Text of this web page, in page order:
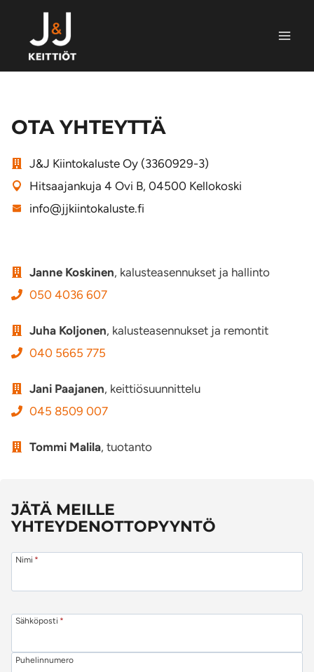
OTA YHTEYTTÄ
J&J Kiintokaluste Oy (3360929-3)
Hitsaajankuja 4 Ovi B, 04500 Kellokoski
info@jjkiintokaluste.fi
Janne Koskinen, kalusteasennukset ja hallinto
050 4036 607
Juha Koljonen, kalusteasennukset ja remontit
040 5665 775
Jani Paajanen, keittiösuunnittelu
045 8509 007
Tommi Malila, tuotanto
JÄTÄ MEILLE
YHTEYDENOTTOPYYNTÖ
Nimi *
Sähköposti *
Puhelinnumero